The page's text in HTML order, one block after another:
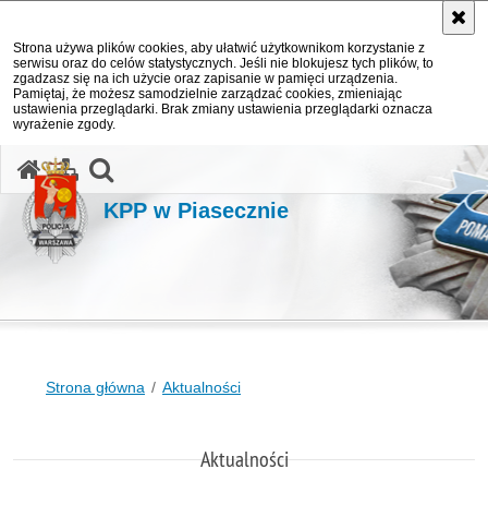
Strona używa plików cookies, aby ułatwić użytkownikom korzystanie z
serwisu oraz do celów statystycznych. Jeśli nie blokujesz tych plików, to
zgadzasz się na ich użycie oraz zapisanie w pamięci urządzenia.
Pamiętaj, że możesz samodzielnie zarządzać cookies, zmieniając
ustawienia przeglądarki. Brak zmiany ustawienia przeglądarki oznacza
wyrażenie zgody.
KPP w Piasecznie
Strona główna Aktualności
Aktualności